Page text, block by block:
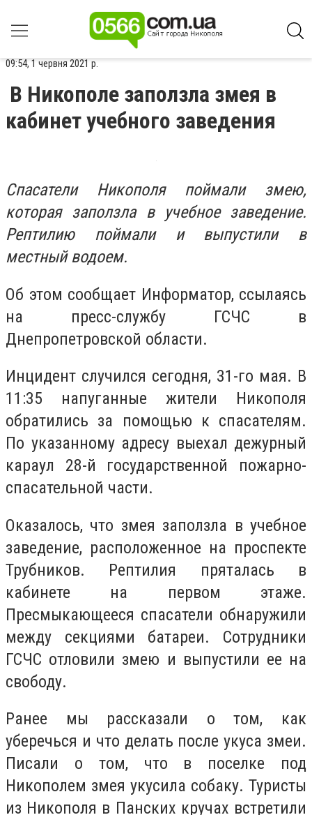
09:54, 1 червня 2021 р.
В Никополе заползла змея в
кабинет учебного заведения
Спасатели Никополя поймали змею,
которая заползла в учебное заведение.
Рептилию поймали и выпустили в
местный водоем.
Об этом сообщает Информатор, ссылаясь
на пресс-службу ГСЧС в
Днепропетровской области.
Инцидент случился сегодня, 31-го мая. В
11:35 напуганные жители Никополя
обратились за помощью к спасателям.
По указанному адресу выехал дежурный
караул 28-й государственной пожарно-
спасательной части.
Оказалось, что змея заползла в учебное
заведение, расположенное на проспекте
Трубников. Рептилия пряталась в
кабинете на первом этаже.
Пресмыкающееся спасатели обнаружили
между секциями батареи. Сотрудники
ГСЧС отловили змею и выпустили ее на
свободу.
Ранее мы рассказали о том, как
уберечься и что делать после укуса змеи.
Писали о том, что в поселке под
Никополем змея укусила собаку. Туристы
из Никополя в Панских кручах встретили